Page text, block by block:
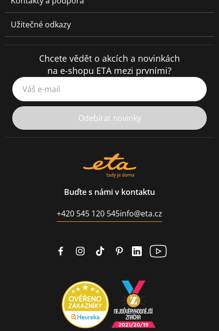
Užitečné odkazy
Chcete vědět o akcích a novinkách
na e-shopu ETA mezi prvními?
Váš e-mail
Odebírat novinky
Buďte s námi v kontaktu
+420 545 120 545info@eta.cz